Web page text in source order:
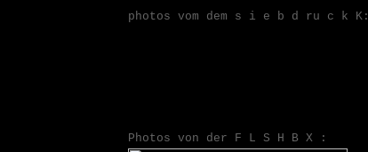
photos vom dem s i e b d ru c k K:
Photos von der F L S H B X :